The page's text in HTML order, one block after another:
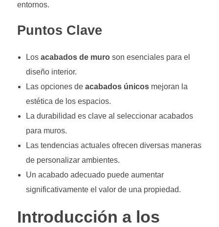
entornos.
Puntos Clave
Los acabados de muroson esenciales para el
diseño interior.
Las opciones de acabados únicosmejoran la
estética de los espacios.
La durabilidad es clave al seleccionar acabados
para muros.
Las tendencias actuales ofrecen diversas maneras
de personalizar ambientes.
Un acabado adecuado puede aumentar
significativamente el valor de una propiedad.
Introducción a los